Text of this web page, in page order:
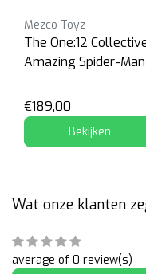
Mezco Toyz
The One:12
Amazing Spider-Man
€189,00
Bekijken
Wat onze klanten
average of 0 review(s)